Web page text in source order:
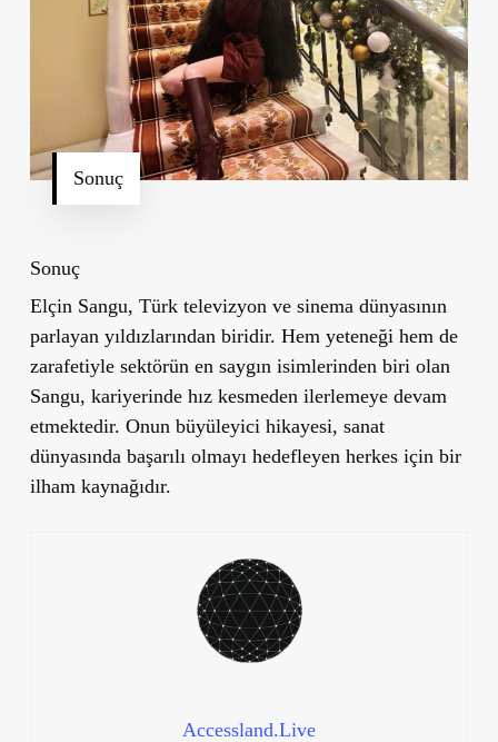
Sonuç
Sonuç
Elçin Sangu, Türk televizyon ve sinema dünyasının
parlayan yıldızlarından biridir. Hem yeteneği hem de
zarafetiyle sektörün en saygın isimlerinden biri olan
Sangu, kariyerinde hız kesmeden ilerlemeye devam
etmektedir. Onun büyüleyici hikayesi, sanat
dünyasında başarılı olmayı hedefleyen herkes için bir
ilham kaynağıdır.
Accessland.Live